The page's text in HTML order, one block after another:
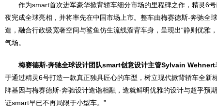
作为smart首次进军豪华掀背轿车细分市场的里程碑之作，精灵6
夜完成全球亮相，并将率先在中国市场上市。整车由梅赛德斯-奔驰全
造，融合行政级宽奢空间与鲨鱼仿生流线溜背车身，呈现出“静则优雅
气场。
梅赛德斯-奔驰全球设计团队smart创意设计主管Sylvain Wehnert
于通过精灵6号打造一款真正独具匠心的车型，树立现代掀背轿车全新
牌基因与梅赛德斯-奔驰设计造诣相融，造就鲜明优雅的设计与超乎预
证smart早已不再局限于小型车。”